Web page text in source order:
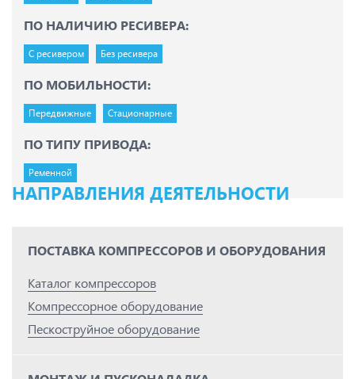
ПО НАЛИЧИЮ РЕСИВЕРА:
С ресивером Без ресивера
ПО МОБИЛЬНОСТИ:
Передвижные Стационарные
ПО ТИПУ ПРИВОДА:
Ременной
НАПРАВЛЕНИЯ ДЕЯТЕЛЬНОСТИ
ПОСТАВКА КОМПРЕССОРОВ И ОБОРУДОВАНИЯ
Каталог компрессоров
Компрессорное оборудование
Пескоструйное оборудование